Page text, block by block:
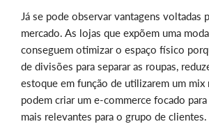
Já se pode observar vantagens voltadas
mercado. As lojas que expõem uma
conseguem otimizar o espaço físico
de divisões para separar as roupas,
estoque em função de utilizarem um mix
podem criar um e-commerce focado
mais relevantes para o grupo de clientes.